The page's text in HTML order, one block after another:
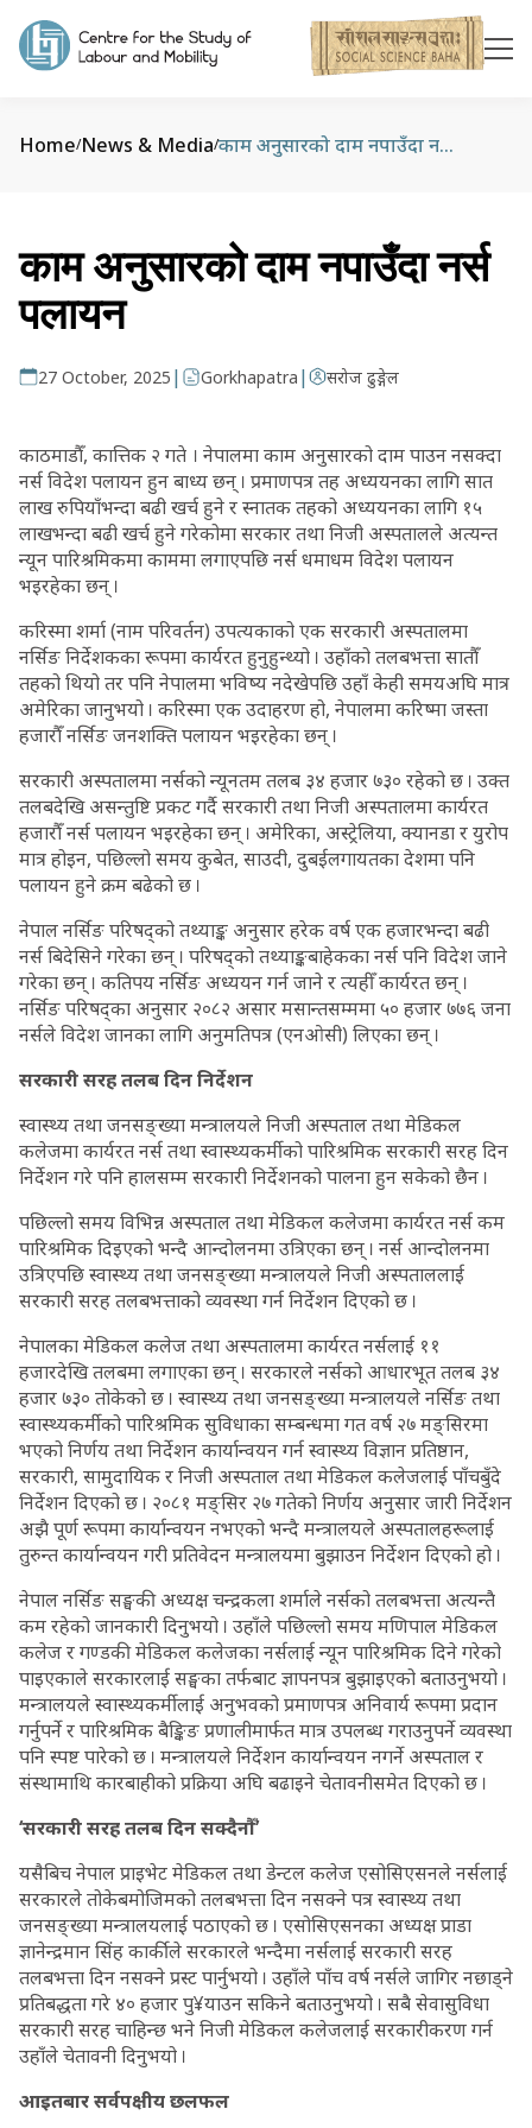
Home/News & Media/ काम अनुसारको दाम नपाउँदा नर्स पलायन
काम अनुसारको दाम नपाउँदा नर्स
पलायन
27 October, 2025 | Gorkhapatra | सरोज ढुङ्गेल
काठमाडौँ, कात्तिक २ गते । नेपालमा काम अनुसारको दाम पाउन नसक्दा
नर्स विदेश पलायन हुन बाध्य छन् । प्रमाणपत्र तह अध्ययनका लागि सात
लाख रुपियाँभन्दा बढी खर्च हुने र स्नातक तहको अध्ययनका लागि १५
लाखभन्दा बढी खर्च हुने गरेकोमा सरकार तथा निजी अस्पतालले अत्यन्त
न्यून पारिश्रमिकमा काममा लगाएपछि नर्स धमाधम विदेश पलायन
भइरहेका छन् ।
करिस्मा शर्मा (नाम परिवर्तन) उपत्यकाको एक सरकारी अस्पतालमा
नर्सिङ निर्देशकका रूपमा कार्यरत हुनुहुन्थ्यो । उहाँको तलबभत्ता सातौँ
तहको थियो तर पनि नेपालमा भविष्य नदेखेपछि उहाँ केही समयअघि मात्र
अमेरिका जानुभयो । करिस्मा एक उदाहरण हो, नेपालमा करिष्मा जस्ता
हजारौँ नर्सिङ जनशक्ति पलायन भइरहेका छन् ।
सरकारी अस्पतालमा नर्सको न्यूनतम तलब ३४ हजार ७३० रहेको छ । उक्त
तलबदेखि असन्तुष्टि प्रकट गर्दै सरकारी तथा निजी अस्पतालमा कार्यरत
हजारौँ नर्स पलायन भइरहेका छन् । अमेरिका, अस्ट्रेलिया, क्यानडा र युरोप
मात्र होइन, पछिल्लो समय कुबेत, साउदी, दुबईलगायतका देशमा पनि
पलायन हुने क्रम बढेको छ ।
नेपाल नर्सिङ परिषद्को तथ्याङ्क अनुसार हरेक वर्ष एक हजारभन्दा बढी
नर्स बिदेसिने गरेका छन् । परिषद्को तथ्याङ्कबाहेकका नर्स पनि विदेश जाने
गरेका छन् । कतिपय नर्सिङ अध्ययन गर्न जाने र त्यहीँ कार्यरत छन् ।
नर्सिङ परिषद्का अनुसार २०८२ असार मसान्तसम्ममा ५० हजार ७७६ जना
नर्सले विदेश जानका लागि अनुमतिपत्र (एनओसी) लिएका छन् ।
सरकारी सरह तलब दिन निर्देशन
स्वास्थ्य तथा जनसङ्ख्या मन्त्रालयले निजी अस्पताल तथा मेडिकल
कलेजमा कार्यरत नर्स तथा स्वास्थ्यकर्मीको पारिश्रमिक सरकारी सरह दिन
निर्देशन गरे पनि हालसम्म सरकारी निर्देशनको पालना हुन सकेको छैन ।
पछिल्लो समय विभिन्न अस्पताल तथा मेडिकल कलेजमा कार्यरत नर्स कम
पारिश्रमिक दिइएको भन्दै आन्दोलनमा उत्रिएका छन् । नर्स आन्दोलनमा
उत्रिएपछि स्वास्थ्य तथा जनसङ्ख्या मन्त्रालयले निजी अस्पताललाई
सरकारी सरह तलबभत्ताको व्यवस्था गर्न निर्देशन दिएको छ ।
नेपालका मेडिकल कलेज तथा अस्पतालमा कार्यरत नर्सलाई ११
हजारदेखि तलबमा लगाएका छन् । सरकारले नर्सको आधारभूत तलब ३४
हजार ७३० तोकेको छ । स्वास्थ्य तथा जनसङ्ख्या मन्त्रालयले नर्सिङ तथा
स्वास्थ्यकर्मीको पारिश्रमिक सुविधाका सम्बन्धमा गत वर्ष २७ मङ्सिरमा
भएको निर्णय तथा निर्देशन कार्यान्वयन गर्न स्वास्थ्य विज्ञान प्रतिष्ठान,
सरकारी, सामुदायिक र निजी अस्पताल तथा मेडिकल कलेजलाई पाँचबुँदे
निर्देशन दिएको छ । २०८१ मङ्सिर २७ गतेको निर्णय अनुसार जारी निर्देशन
अझै पूर्ण रूपमा कार्यान्वयन नभएको भन्दै मन्त्रालयले अस्पतालहरूलाई
तुरुन्त कार्यान्वयन गरी प्रतिवेदन मन्त्रालयमा बुझाउन निर्देशन दिएको हो ।
नेपाल नर्सिङ सङ्घकी अध्यक्ष चन्द्रकला शर्माले नर्सको तलबभत्ता अत्यन्तै
कम रहेको जानकारी दिनुभयो । उहाँले पछिल्लो समय मणिपाल मेडिकल
कलेज र गण्डकी मेडिकल कलेजका नर्सलाई न्यून पारिश्रमिक दिने गरेको
पाइएकाले सरकारलाई सङ्घका तर्फबाट ज्ञापनपत्र बुझाइएको बताउनुभयो ।
मन्त्रालयले स्वास्थ्यकर्मीलाई अनुभवको प्रमाणपत्र अनिवार्य रूपमा प्रदान
गर्नुपर्ने र पारिश्रमिक बैङ्किङ प्रणालीमार्फत मात्र उपलब्ध गराउनुपर्ने व्यवस्था
पनि स्पष्ट पारेको छ । मन्त्रालयले निर्देशन कार्यान्वयन नगर्ने अस्पताल र
संस्थामाथि कारबाहीको प्रक्रिया अघि बढाइने चेतावनीसमेत दिएको छ ।
‘सरकारी सरह तलब दिन सक्दैनौँ’
यसैबिच नेपाल प्राइभेट मेडिकल तथा डेन्टल कलेज एसोसिएसनले नर्सलाई
सरकारले तोकेबमोजिमको तलबभत्ता दिन नसक्ने पत्र स्वास्थ्य तथा
जनसङ्ख्या मन्त्रालयलाई पठाएको छ । एसोसिएसनका अध्यक्ष प्राडा
ज्ञानेन्द्रमान सिंह कार्कीले सरकारले भन्दैमा नर्सलाई सरकारी सरह
तलबभत्ता दिन नसक्ने प्रस्ट पार्नुभयो । उहाँले पाँच वर्ष नर्सले जागिर नछाड्ने
प्रतिबद्धता गरे ४० हजार पु¥याउन सकिने बताउनुभयो । सबै सेवासुविधा
सरकारी सरह चाहिन्छ भने निजी मेडिकल कलेजलाई सरकारीकरण गर्न
उहाँले चेतावनी दिनुभयो ।
आइतबार सर्वपक्षीय छलफल